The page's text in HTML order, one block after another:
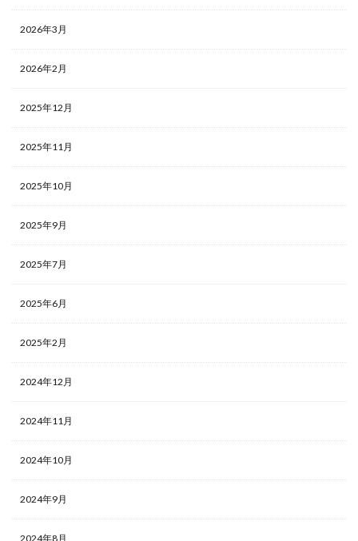
2026年3月
2026年2月
2025年12月
2025年11月
2025年10月
2025年9月
2025年7月
2025年6月
2025年2月
2024年12月
2024年11月
2024年10月
2024年9月
2024年8月